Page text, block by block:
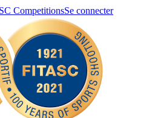
CompetitionsSe connecter